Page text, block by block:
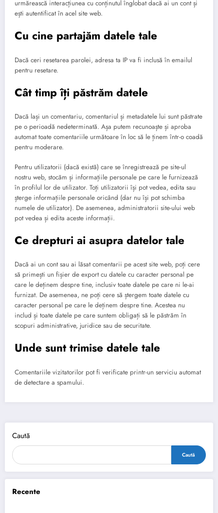
urmărească interacțiunea cu conținutul înglobat dacă ai un cont și
ești autentificat în acel site web.
Cu cine partajăm datele tale
Dacă ceri resetarea parolei, adresa ta IP va fi inclusă în emailul
pentru resetare.
Cât timp îți păstrăm datele
Dacă lași un comentariu, comentariul și metadatele lui sunt păstrate
pe o perioadă nedeterminată. Așa putem recunoaște și aproba
automat toate comentariile următoare în loc să le ținem într-o coadă
pentru moderare.
Pentru utilizatorii (dacă există) care se înregistrează pe site-ul
nostru web, stocăm și informațiile personale pe care le furnizează
în profilul lor de utilizator. Toți utilizatorii își pot vedea, edita sau
șterge informațiile personale oricând (dar nu își pot schimba
numele de utilizator). De asemenea, administratorii site-ului web
pot vedea și edita aceste informații.
Ce drepturi ai asupra datelor tale
Dacă ai un cont sau ai lăsat comentarii pe acest site web, poți cere
să primești un fișier de export cu datele cu caracter personal pe
care le deținem despre tine, inclusiv toate datele pe care ni le-ai
furnizat. De asemenea, ne poți cere să ștergem toate datele cu
caracter personal pe care le deținem despre tine. Acestea nu
includ și toate datele pe care suntem obligați să le păstrăm în
scopuri administrative, juridice sau de securitate.
Unde sunt trimise datele tale
Comentariile vizitatorilor pot fi verificate printr-un serviciu automat
de detectare a spamului.
Caută
Caută
Recente